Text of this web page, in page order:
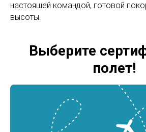
настоящей командой, готовой
высоты.
Выберите
полет!